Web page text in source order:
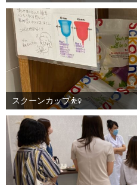
スクーンカップ⛹️‍♀️